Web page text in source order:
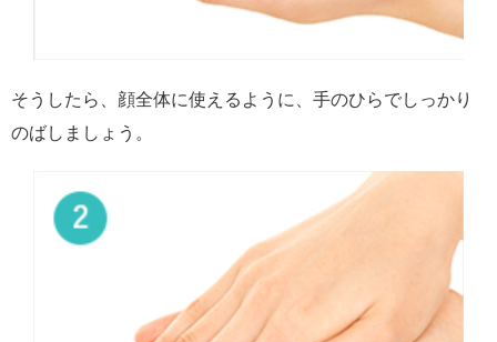
そうしたら、顔全体に使えるように、手のひらでしっかり
のばしましょう。